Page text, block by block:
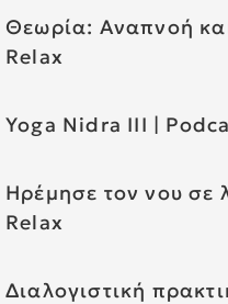
Θεωρία: Αναπνοή
Relax
Yoga Nidra III |
Ηρέμησε τον νου σε
Relax
Διαλογιστική